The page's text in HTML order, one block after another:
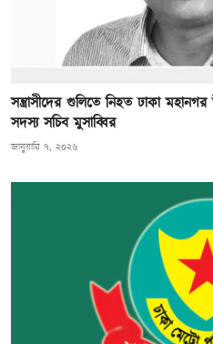
সন্ত্রাসীদের গুলিতে নিহত ঢাকা
সদস্য সচিব মুসাব্বির
জানুয়ারি ৭, ২০২৬